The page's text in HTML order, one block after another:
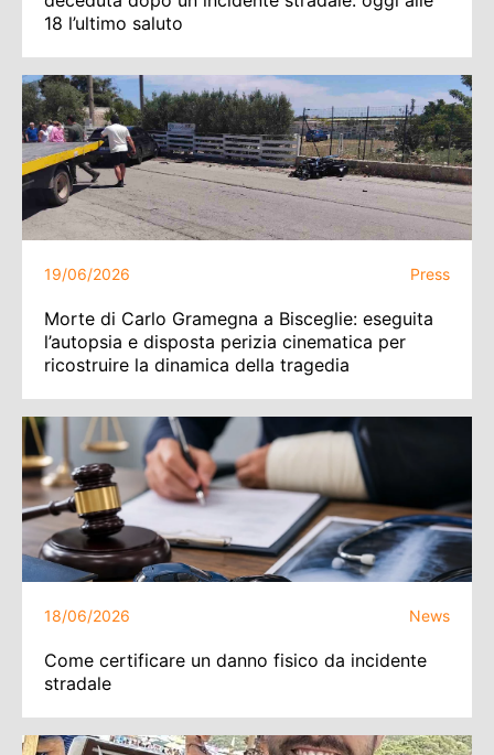
18 l’ultimo saluto
19/06/2026 Press
Morte di Carlo Gramegna a Bisceglie: eseguita
l’autopsia e disposta perizia cinematica per
ricostruire la dinamica della tragedia
18/06/2026 News
Come certificare un danno fisico da incidente
stradale